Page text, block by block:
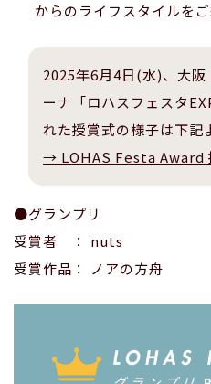
からのライフスタイルをご
2025年6月4日(水)、大
ーナ「ロハスフェスタ
れた授賞式の様子は下記
→ LOHAS Festa Award
●グランプリ
受賞者 ： nuts
受賞作品： ノアの方舟